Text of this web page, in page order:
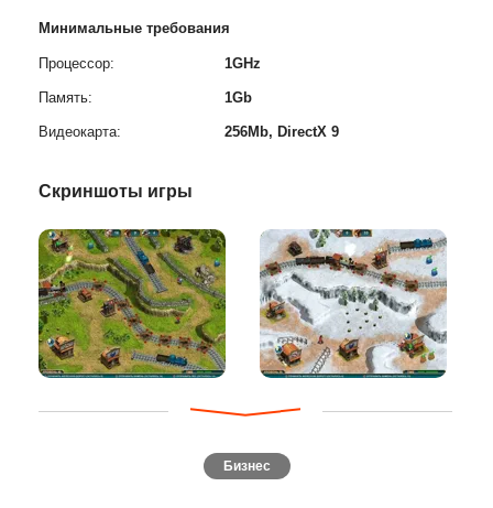
Минимальные требования
Процессор: 1GHz
Память: 1Gb
Видеокарта: 256Mb, DirectX 9
Скриншоты игры
Бизнес